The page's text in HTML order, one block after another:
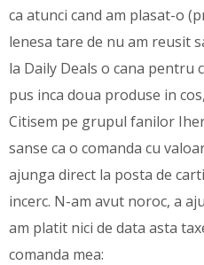
ca atunci cand am plasat-o
lenesa tare de nu am reusit
la Daily Deals o cana pentru
pus inca doua produse in
Citisem pe grupul fanilor
sanse ca o comanda cu
ajunga direct la posta de
incerc. N-am avut noroc, a
am platit nici de data asta
comanda mea: